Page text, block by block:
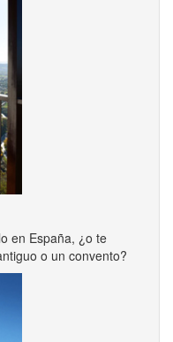
en España, ¿o te
o un convento?